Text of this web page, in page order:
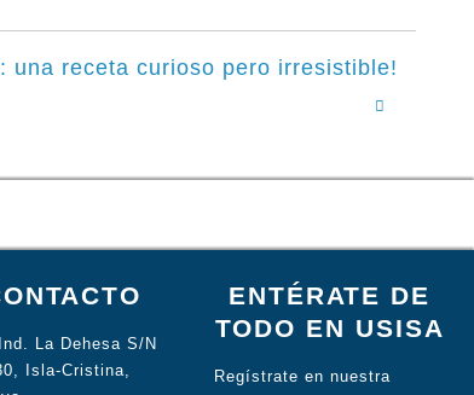
una receta curioso pero irresistible!
La Dehesa S/N
Isla-Cristina,
ENTÉRATE DE
TODO EN USISA
Regístrate en nuestra